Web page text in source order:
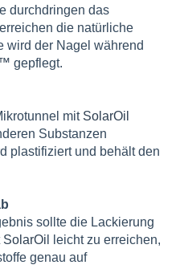
durchdringen das
die natürliche
wird der Nagel während
gepflegt.
mit SolarOil
Substanzen
plastifiziert und behält den
sollte die Lackierung
SolarOi l leicht zu erreichen,
genau auf